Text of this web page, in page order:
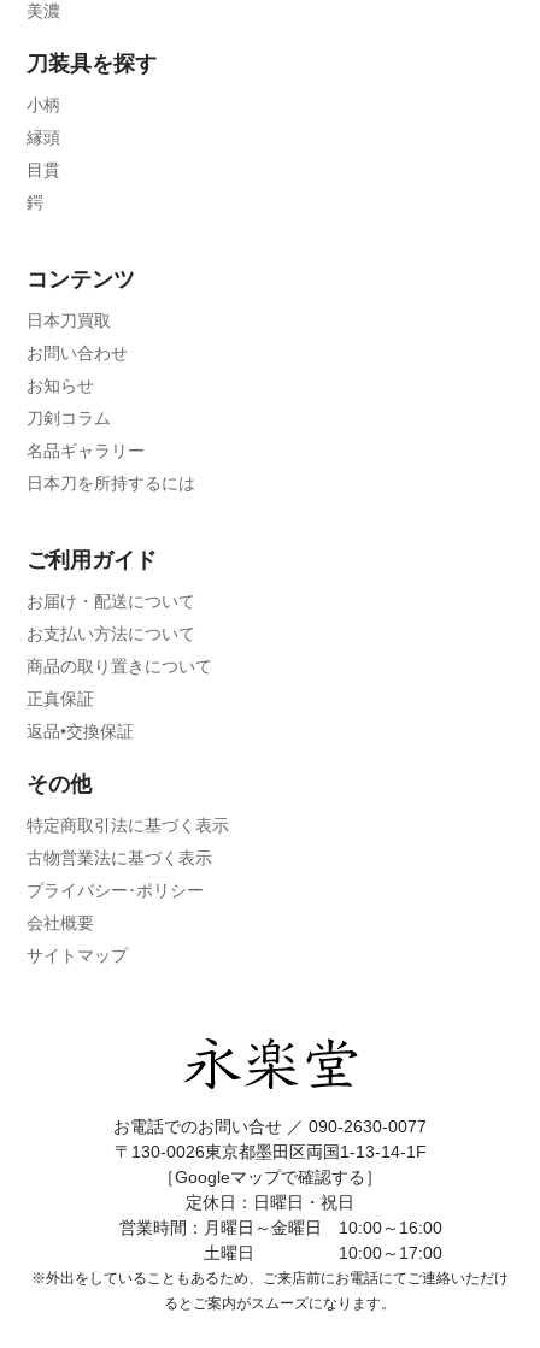
美濃
刀装具を探す
小柄
縁頭
目貫
鍔
コンテンツ
日本刀買取
お問い合わせ
お知らせ
刀剣コラム
名品ギャラリー
日本刀を所持するには
ご利用ガイド
お届け・配送について
お支払い方法について
商品の取り置きについて
正真保証
返品•交換保証
その他
特定商取引法に基づく表示
古物営業法に基づく表示
プライバシー･ポリシー
会社概要
サイトマップ
お電話でのお問い合せ ／ 090-2630-0077
〒130-0026東京都墨田区両国1-13-14-1F
［Googleマップで確認する］
定休日：日曜日・祝日
営業時間：月曜日～金曜日 10:00～16:00
土曜日 10:00～17:00
※外出をしていることもあるため、ご来店前にお電話にてご連絡いただけ
ると ご案内がスムーズになります。